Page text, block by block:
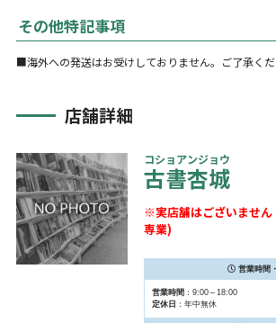
その他特記事項
■海外への発送はお受けしておりません。ご了承くだ
店舗詳細
コショアンジョウ
古書杏城
※実店舗はございません
専業)
営業時間
営業時間 ：9:00～18:00
定休日 ：年中無休